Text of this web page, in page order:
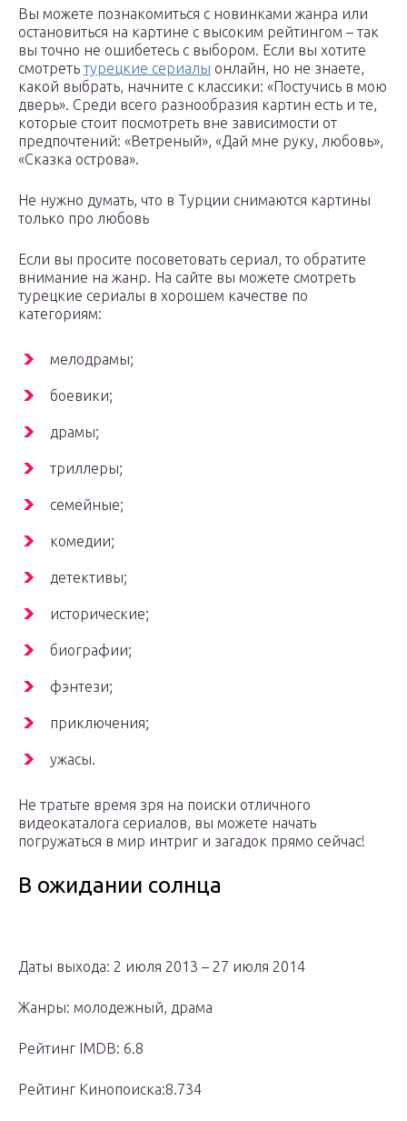
Вы можете познакомиться с новинками жанра или
остановиться на картине с высоким рейтингом – так
вы точно не ошибетесь с выбором. Если вы хотите
смотреть турецкие сериалы онлайн, но не знаете,
какой выбрать, начните с классики: «Постучись в мою
дверь». Среди всего разнообразия картин есть и те,
которые стоит посмотреть вне зависимости от
предпочтений: «Ветреный», «Дай мне руку, любовь»,
«Сказка острова».
Не нужно думать, что в Турции снимаются картины
только про любовь
Если вы просите посоветовать сериал, то обратите
внимание на жанр. На сайте вы можете смотреть
турецкие сериалы в хорошем качестве по
категориям:
мелодрамы;
боевики;
драмы;
триллеры;
семейные;
комедии;
детективы;
исторические;
биографии;
фэнтези;
приключения;
ужасы.
Не тратьте время зря на поиски отличного
видеокаталога сериалов, вы можете начать
погружаться в мир интриг и загадок прямо сейчас!
В ожидании солнца
Даты выхода: 2 июля 2013 – 27 июля 2014
Жанры: молодежный, драма
Рейтинг IMDB: 6.8
Рейтинг Кинопоиска:8.734